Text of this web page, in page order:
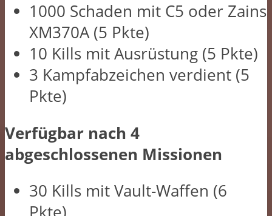
1000 Schaden mit C5 oder Zains
XM370A (5 Pkte)
10 Kills mit Ausrüstung (5 Pkte)
3 Kampfabzeichen verdient (5
Pkte)
Verfügbar nach 4
abgeschlossenen Missionen
30 Kills mit Vault-Waffen (6